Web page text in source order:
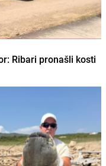
Ribari pronašli kosti